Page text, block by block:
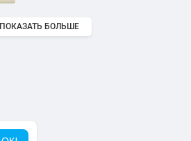
ПОКАЗАТЬ БОЛЬШЕ